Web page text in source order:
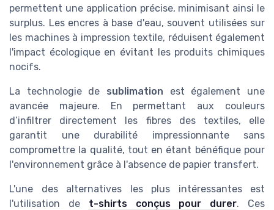
permettent une application précise, minimisant ainsi le
surplus. Les encres à base d'eau, souvent utilisées sur
les machines à impression textile, réduisent également
l'impact écologique en évitant les produits chimiques
nocifs.
La technologie de sublimation est également une
avancée majeure. En permettant aux couleurs
d’infiltrer directement les fibres des textiles, elle
garantit une durabilité impressionnante sans
compromettre la qualité, tout en étant bénéfique pour
l'environnement grâce à l'absence de papier transfert.
L'une des alternatives les plus intéressantes est
l'utilisation de t-shirts conçus pour durer. Ces